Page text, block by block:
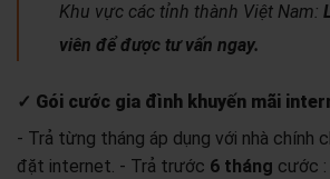
Khu vực các tỉnh thành Việt Nam:
viên để được tư vấn ngay.
✓ Gói cước gia đình khuyến mãi
- Trả từng tháng áp dụng với nhà chính
đặt internet. - Trả trước 6 tháng cước :